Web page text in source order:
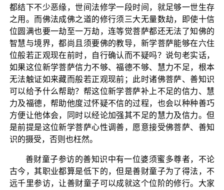
都结下不少恶缘，世间法修学一段时间，就足够一世生存
之用。而佛法成佛之道的修行须三大无量数劫，即使十信
位圆满也要一劫至一万劫，连等觉菩萨都还无法了知佛的
智慧与境界，都尚且须要佛的教导，新学菩萨能够在六住
位般若正观现在前时，自行确认而不疑吗？说句老实话，
如果这位新学菩萨信力不够、福德不够、慧力不足，根本
无法触证如来藏而般若正观现前；此时诸佛菩萨、善知识
可以给予什么帮助？帮这位新学菩萨补上不足的信力、慧
力及福德，帮助他度过怀疑不信的过程，也会以种种善巧
方便让他体会，同时以经论加强其不足的慧力及信力。但
是前提是这位新学菩萨心性调善，愿意接受佛菩萨、善知
识的摄受，否则也枉然。
善财童子参访的善知识中有一位婆须蜜多尊者，不论
古今，其职业都算是低下的，但是善财童子为了得法，不
远千里参访，让善财童子可以成就这个位阶的修行。大家